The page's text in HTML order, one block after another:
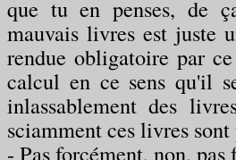
que tu en penses, de
mauvais livres est juste
rendue obligatoire par
calcul en ce sens qu'il
inlassablement des
sciamment ces livres
- Pas forcément, non,